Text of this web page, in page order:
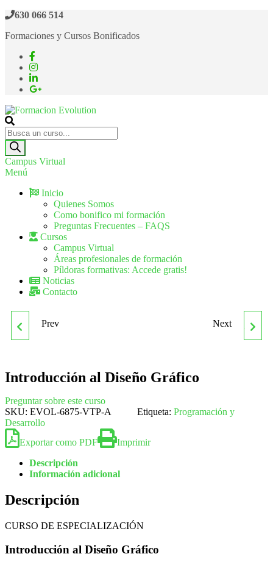
630 066 514
Formaciones y Cursos Bonificados
Formacion Evolution
Cursos de formación continua
Campus Virtual
Menú
Inicio
Quienes Somos
Como bonifico mi formación
Preguntas Frecuentes – FAQS
Cursos
Campus Virtual
Áreas profesionales de formación
Píldoras formativas: Accede gratis!
Noticias
Contacto
INTERVENCIÓN EN LA
SOCIOSANITARIA EN
INSTITUCIONES
Prev LA CONTRATACIÓN Y LA
CONTRATO
Next
Introducción al Diseño Gráfico
Preguntar sobre este curso
SKU: EVOL-6875-VTP-A Etiqueta: Programación y
Desarrollo
Exportar como PDF
Imprimir
Descripción
Información adicional
Descripción
CURSO DE ESPECIALIZACIÓN
Introducción al Diseño Gráfico